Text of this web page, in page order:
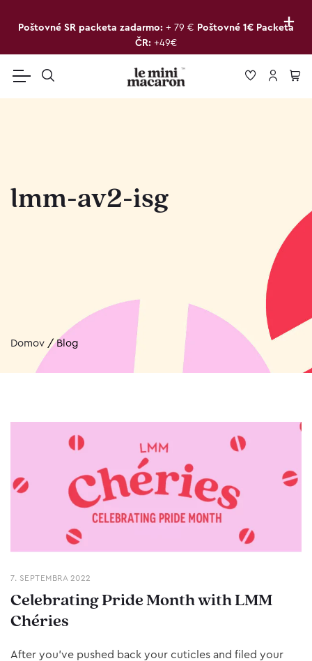
+
Poštovné SR packeta zadarmo: + 79 € Poštovné 1€ Packeta
ČR: +49€
lmm-av2-isg
Domov /Blog
7. SEPTEMBRA 2022
Celebrating Pride Month with LMM
Chéries
After you’ve pushed back your cuticles and filed your